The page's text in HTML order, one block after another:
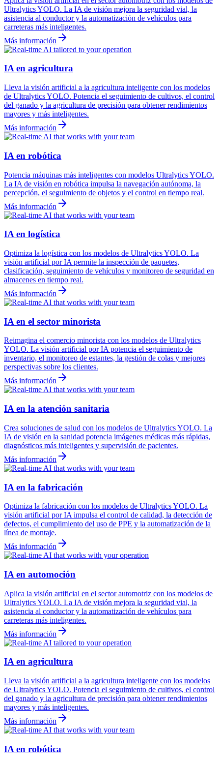
Ultralytics YOLO. La IA de visión mejora la seguridad vial, la
asistencia al conductor y la automatización de vehículos para
carreteras más inteligentes.
Más información
IA en agricultura
Lleva la visión artificial a la agricultura inteligente con los modelos
de Ultralytics YOLO. Potencia el seguimiento de cultivos, el control
del ganado y la agricultura de precisión para obtener rendimientos
mayores y más inteligentes.
Más información
IA en robótica
Potencia máquinas más inteligentes con modelos Ultralytics YOLO.
La IA de visión en robótica impulsa la navegación autónoma, la
percepción, el seguimiento de objetos y el control en tiempo real.
Más información
IA en logística
Optimiza la logística con los modelos de Ultralytics YOLO. La
visión artificial por IA permite la inspección de paquetes,
clasificación, seguimiento de vehículos y monitoreo de seguridad en
almacenes en tiempo real.
Más información
IA en el sector minorista
Reimagina el comercio minorista con los modelos de Ultralytics
YOLO. La visión artificial por IA potencia el seguimiento de
inventario, el monitoreo de estantes, la gestión de colas y mejores
perspectivas sobre los clientes.
Más información
IA en la atención sanitaria
Crea soluciones de salud con los modelos de Ultralytics YOLO. La
IA de visión en la sanidad potencia imágenes médicas más rápidas,
diagnósticos más inteligentes y supervisión de pacientes.
Más información
IA en la fabricación
Optimiza la fabricación con los modelos de Ultralytics YOLO. La
visión artificial por IA impulsa el control de calidad, la detección de
defectos, el cumplimiento del uso de PPE y la automatización de la
línea de montaje.
Más información
IA en automoción
Aplica la visión artificial en el sector automotriz con los modelos de
Ultralytics YOLO. La IA de visión mejora la seguridad vial, la
asistencia al conductor y la automatización de vehículos para
carreteras más inteligentes.
Más información
IA en agricultura
Lleva la visión artificial a la agricultura inteligente con los modelos
de Ultralytics YOLO. Potencia el seguimiento de cultivos, el control
del ganado y la agricultura de precisión para obtener rendimientos
mayores y más inteligentes.
Más información
IA en robótica